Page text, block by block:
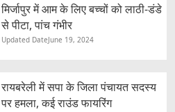
मिर्जापुर में आम के लिए बच्चों को लाठी-डंडे
से पीटा, पांच गंभीर
Updated DateJune 19, 2024
रायबरेली में सपा के जिला पंचायत सदस्य
पर हमला, कई राउंड फायरिंग